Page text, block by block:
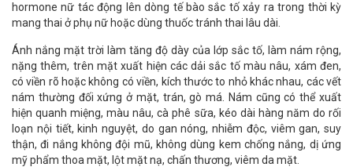
hormone nữ tác động lên dòng tế bào sắc tố xảy ra trong thời kỳ
mang thai ở phụ nữ hoặc dùng thuốc tránh thai lâu dài.
Ánh nắng mặt trời làm tăng độ dày của lớp sắc tố, làm nám rộng,
nặng thêm, trên mặt xuất hiện các dải sắc tố màu nâu, xám đen,
có viền rõ hoặc không có viền, kích thước to nhỏ khác nhau, các vết
nám thường đối xứng ở mặt, trán, gò má. Nám cũng có thể xuất
hiện quanh miệng, màu nâu, cà phê sữa, kéo dài hàng năm do rối
loạn nội tiết, kinh nguyệt, do gan nóng, nhiễm độc, viêm gan, suy
thận, đi nắng không đội mũ, không dùng kem chống nắng, dị ứng
mỹ phẩm thoa mặt, lột mặt nạ, chấn thương, viêm da mặt.